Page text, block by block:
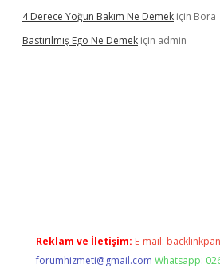
4 Derece Yoğun Bakım Ne Demek için Bora
Bastırılmış Ego Ne Demek için admin
Reklam ve İletişim: E-mail:
forumhizmeti@gmail.com Whatsapp: